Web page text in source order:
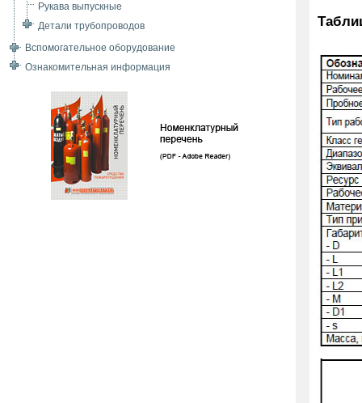
Рукава выпускные
Детали трубопроводов
Вспомогательное оборудование
Ознакомительная информация